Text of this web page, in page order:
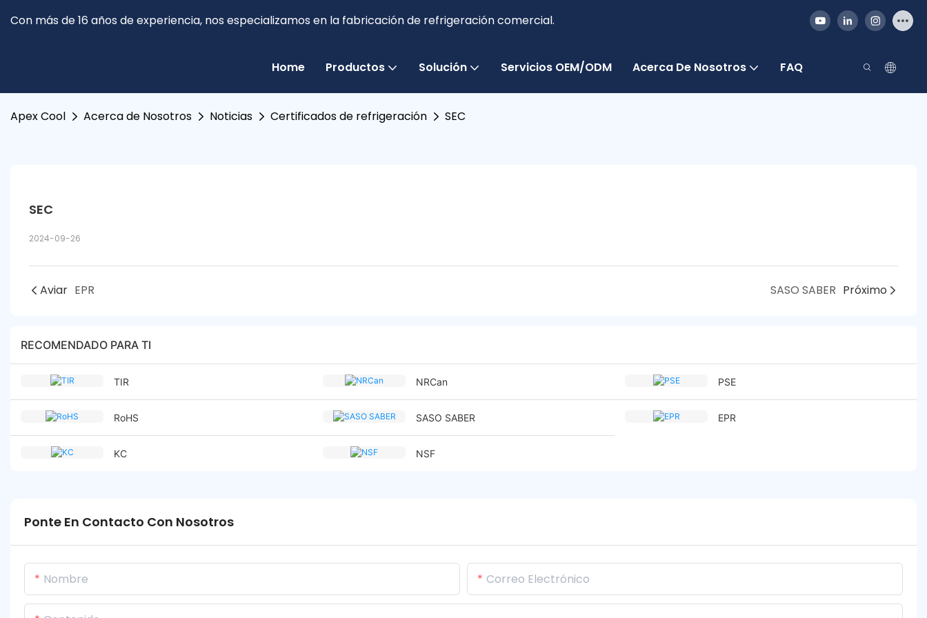
Con más de 16 años de experiencia, nos especializamos en la fabricación de refrigeración comercial.
Home Productos Solución Servicios OEM/ODM Acerca De Nosotros FAQ
Apex Cool Acerca de Nosotros Noticias Certificados de refrigeración SEC
SEC
2024-09-26
Aviar EPR SASO SABER Próximo
RECOMENDADO PARA TI
TIR NRCan PSE
RoHS SASO SABER EPR
KC NSF
Ponte En Contacto Con Nosotros
Nombre Correo Electrónico